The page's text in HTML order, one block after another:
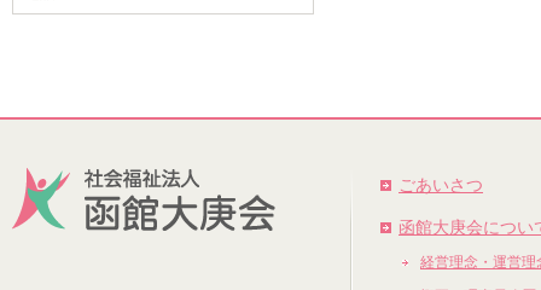
ごあいさつ
函館大庚会につい
経営理念・運営理